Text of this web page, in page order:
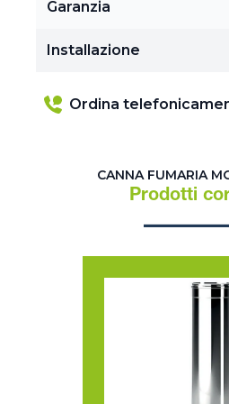
Garanzia
Installazione
Ordina
CANNA FUMARIA
Prodotti